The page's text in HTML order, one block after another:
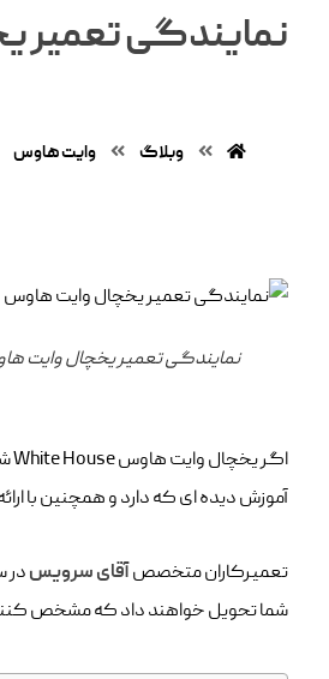
نمایندگی تعمیر
وبلاگ وایت هاوس
نمایندگی تعمیر یخچال وایت
اگر یخچال وایت هاوس White House شما دچار ایراداتی شده است و به دنبال نمایندگی معتبر برای تعمیر آن هستید می توانید از
آموزش دیده ای که دارد و همچنین با
تعمیرکاران متخصصآقای سرویسدر
شما تحویل خواهند داد که مشخص